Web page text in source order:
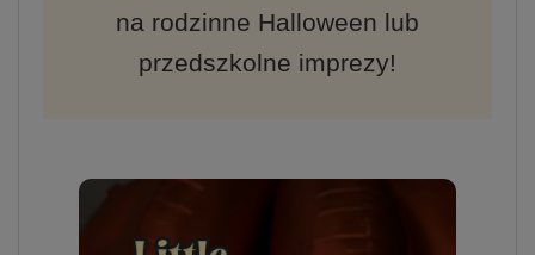
na rodzinne Halloween lub
przedszkolne imprezy!